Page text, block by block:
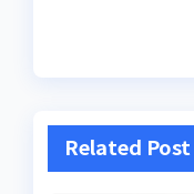
Related Post